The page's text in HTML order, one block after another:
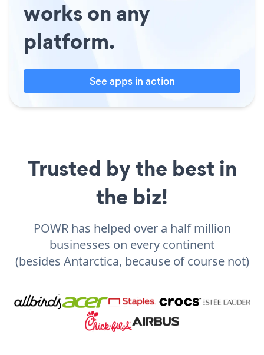
works on any
platform.
See apps in action
Trusted by the best in
the biz!
POWR has helped over a half million
businesses on every continent
(besides Antarctica, because of course not)